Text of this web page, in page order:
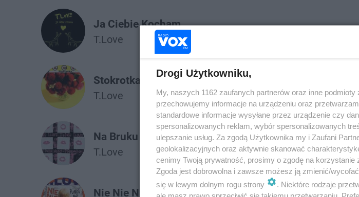
Ja Ciebie Kocham
T.Love
Stokrotka
T.Love
Na Bruku
T.Love
Nie Nie Nie
Drogi Użytkowniku,
My, naszych 1162 zaufanych partnerów oraz inne
przechowujemy informacje na urządzeniu oraz
standardowe informacje wysyłane przez urządzenie czy
spersonalizowanych reklam, wybór spersonalizowanych
ulepszanie usług. Za zgodą Użytkownika my i Zaufani
geolokalizacyjnych oraz aktywnie skanować
cenimy Twoją prywatność, prosimy o zgodę na korzystanie
Zgoda jest dobrowolna i zawsze możesz ją zmienić/
się w lewym dolnym rogu strony
. Niektóre rodzaje